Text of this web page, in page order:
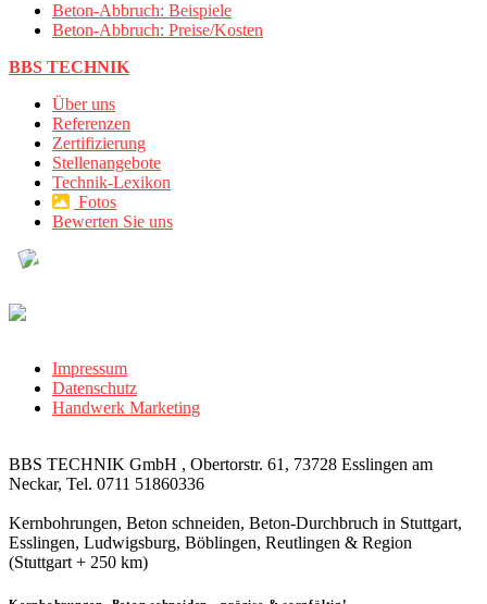
Beton-Abbruch: Beispiele
Beton-Abbruch: Preise/Kosten
BBS TECHNIK
Über uns
Referenzen
Zertifizierung
Stellenangebote
Technik-Lexikon
Fotos
Bewerten Sie uns
Impressum
Datenschutz
Handwerk Marketing
BBS TECHNIK GmbH , Obertorstr. 61, 73728 Esslingen am
Neckar, Tel. 0711 51860336
Kernbohrungen, Beton schneiden, Beton-Durchbruch in Stuttgart,
Esslingen, Ludwigsburg, Böblingen, Reutlingen & Region
(Stuttgart + 250 km)